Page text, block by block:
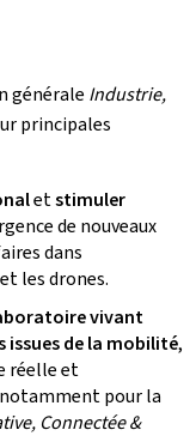
générale Industrie,
principales
etstimuler
de nouveaux
dans
les drones.
vivant
issues de la mobilité,
réelle et
pour la
Connectée &